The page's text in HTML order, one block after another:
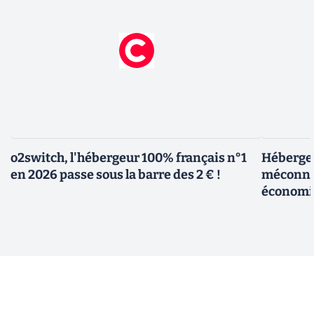
o2switch, l'hébergeur 100% français n°1
en 2026 passe sous la barre des 2 € !